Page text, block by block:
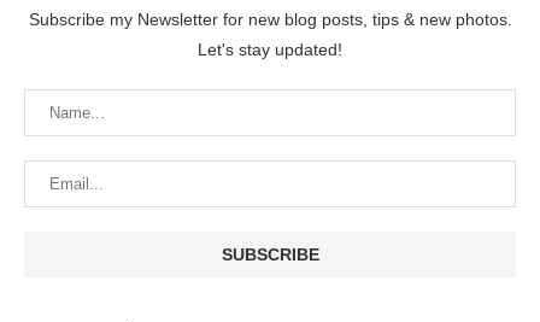
Subscribe my Newsletter for new blog posts, tips & new photos.
Let's stay updated!